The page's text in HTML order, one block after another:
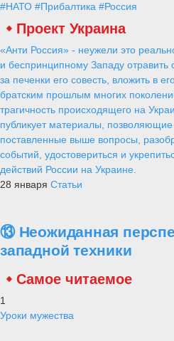
#НАТО #Прибалтика #Россия
Проект Украина
«Анти Россия» - неужели это
и беспринципному Западу отравить
за печенки его совесть, вложить в
братским прошлым многих
трагичность происходящего на
публикует материалы,
поставленные выше вопросы,
событий, удостовериться и
действий России на Украине.
28 января Статьи
⑬ Неожиданная
западной техники
Самое читаемое
1
Уроки мужества